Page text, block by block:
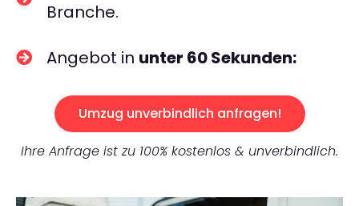
Branche.
Angebot in unter 60 Sekunden:
Umzug unverbindlich anfragen!
Ihre Anfrage ist zu 100% kostenlos & unverbindlich.